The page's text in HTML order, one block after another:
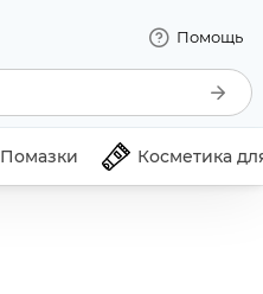
Помощь
Помазки Косметика